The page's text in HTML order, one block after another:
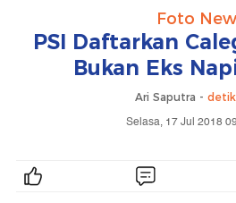
Foto
PSI Daftarkan
Bukan Eks
Ari Saputra -
Selasa, 17 Jul 2018